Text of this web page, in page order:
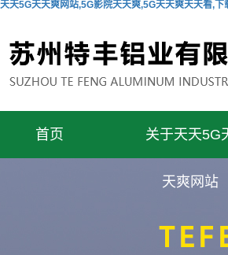
天天5G天天爽网站,5G影院天天爽,5G天天爽天天看,下
首页 关于天天5G
天爽网站